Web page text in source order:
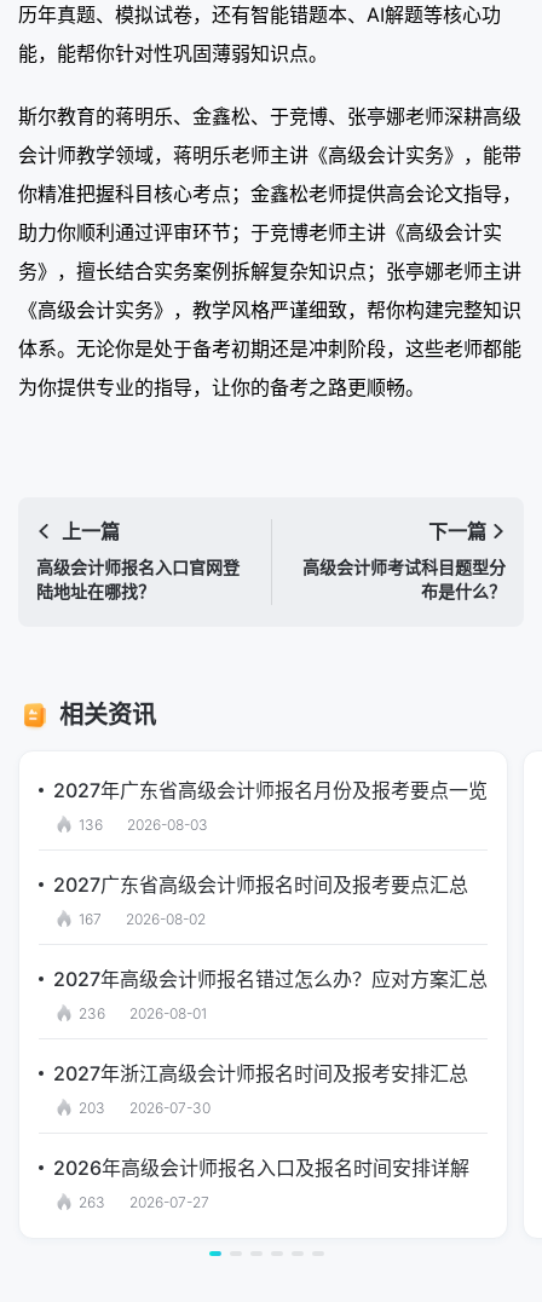
历年真题、模拟试卷，还有智能错题本、AI解题等核心功
能，能帮你针对性巩固薄弱知识点。
斯尔教育的蒋明乐、金鑫松、于竞博、张亭娜老师深耕高级
会计师教学领域，蒋明乐老师主讲《高级会计实务》，能带
你精准把握科目核心考点；金鑫松老师提供高会论文指导，
助力你顺利通过评审环节；于竞博老师主讲《高级会计实
务》，擅长结合实务案例拆解复杂知识点；张亭娜老师主讲
《高级会计实务》，教学风格严谨细致，帮你构建完整知识
体系。无论你是处于备考初期还是冲刺阶段，这些老师都能
为你提供专业的指导，让你的备考之路更顺畅。
上一篇
高级会计师报名入口官网登
陆地址在哪找？
下一篇
高级会计师考试科目题型分
布是什么？
相关资讯
2027年广东省高级会计师报名月份及报考要点一览
136 2026-08-03
2027广东省高级会计师报名时间及报考要点汇总
167 2026-08-02
2027年高级会计师报名错过怎么办？应对方案汇总
236 2026-08-01
2027年浙江高级会计师报名时间及报考安排汇总
203 2026-07-30
2026年高级会计师报名入口及报名时间安排详解
263 2026-07-27